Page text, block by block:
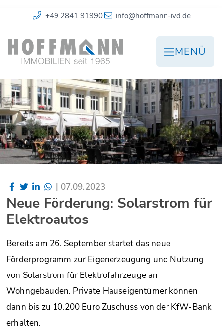
+49 2841 91990 info@hoffmann-ivd.de
MENÜ
| 07.09.2023
Neue Förderung: Solarstrom für
Elektroautos
Bereits am 26. September startet das neue
Förderprogramm zur Eigenerzeugung und Nutzung
von Solarstrom für Elektrofahrzeuge an
Wohngebäuden. Private Hauseigentümer können
dann bis zu 10.200 Euro Zuschuss von der KfW-Bank
erhalten.